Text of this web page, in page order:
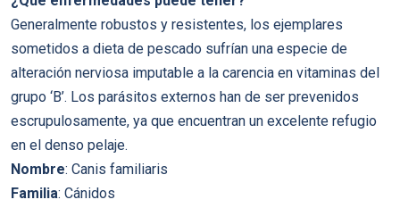
Generalmente robustos y resistentes, los ejemplares
sometidos a dieta de pescado sufrían una especie de
alteración nerviosa imputable a la carencia en vitaminas del
grupo ‘B’. Los parásitos externos han de ser prevenidos
escrupulosamente, ya que encuentran un excelente refugio
en el denso pelaje.
Nombre: Canis familiaris
Familia: Cánidos